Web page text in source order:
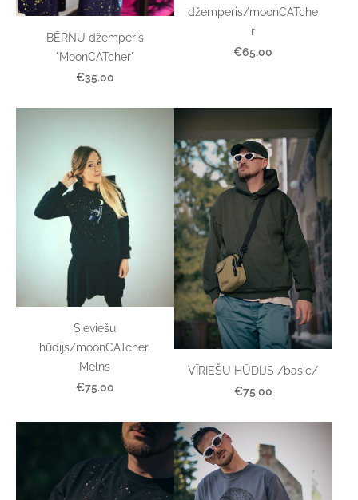
BĒRNU džemperis
"MoonCATcher"
€35.00
džemperis/moonCATche
r
€65.00
Sieviešu
hūdijs/moonCATcher,
Melns
€75.00
VĪRIEŠU HŪDIJS /basic/
€75.00